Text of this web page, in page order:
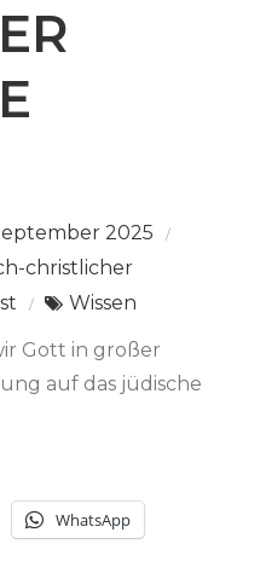
2025
christlicher
Wissen
Gott in großer
auf das jüdische
WhatsApp